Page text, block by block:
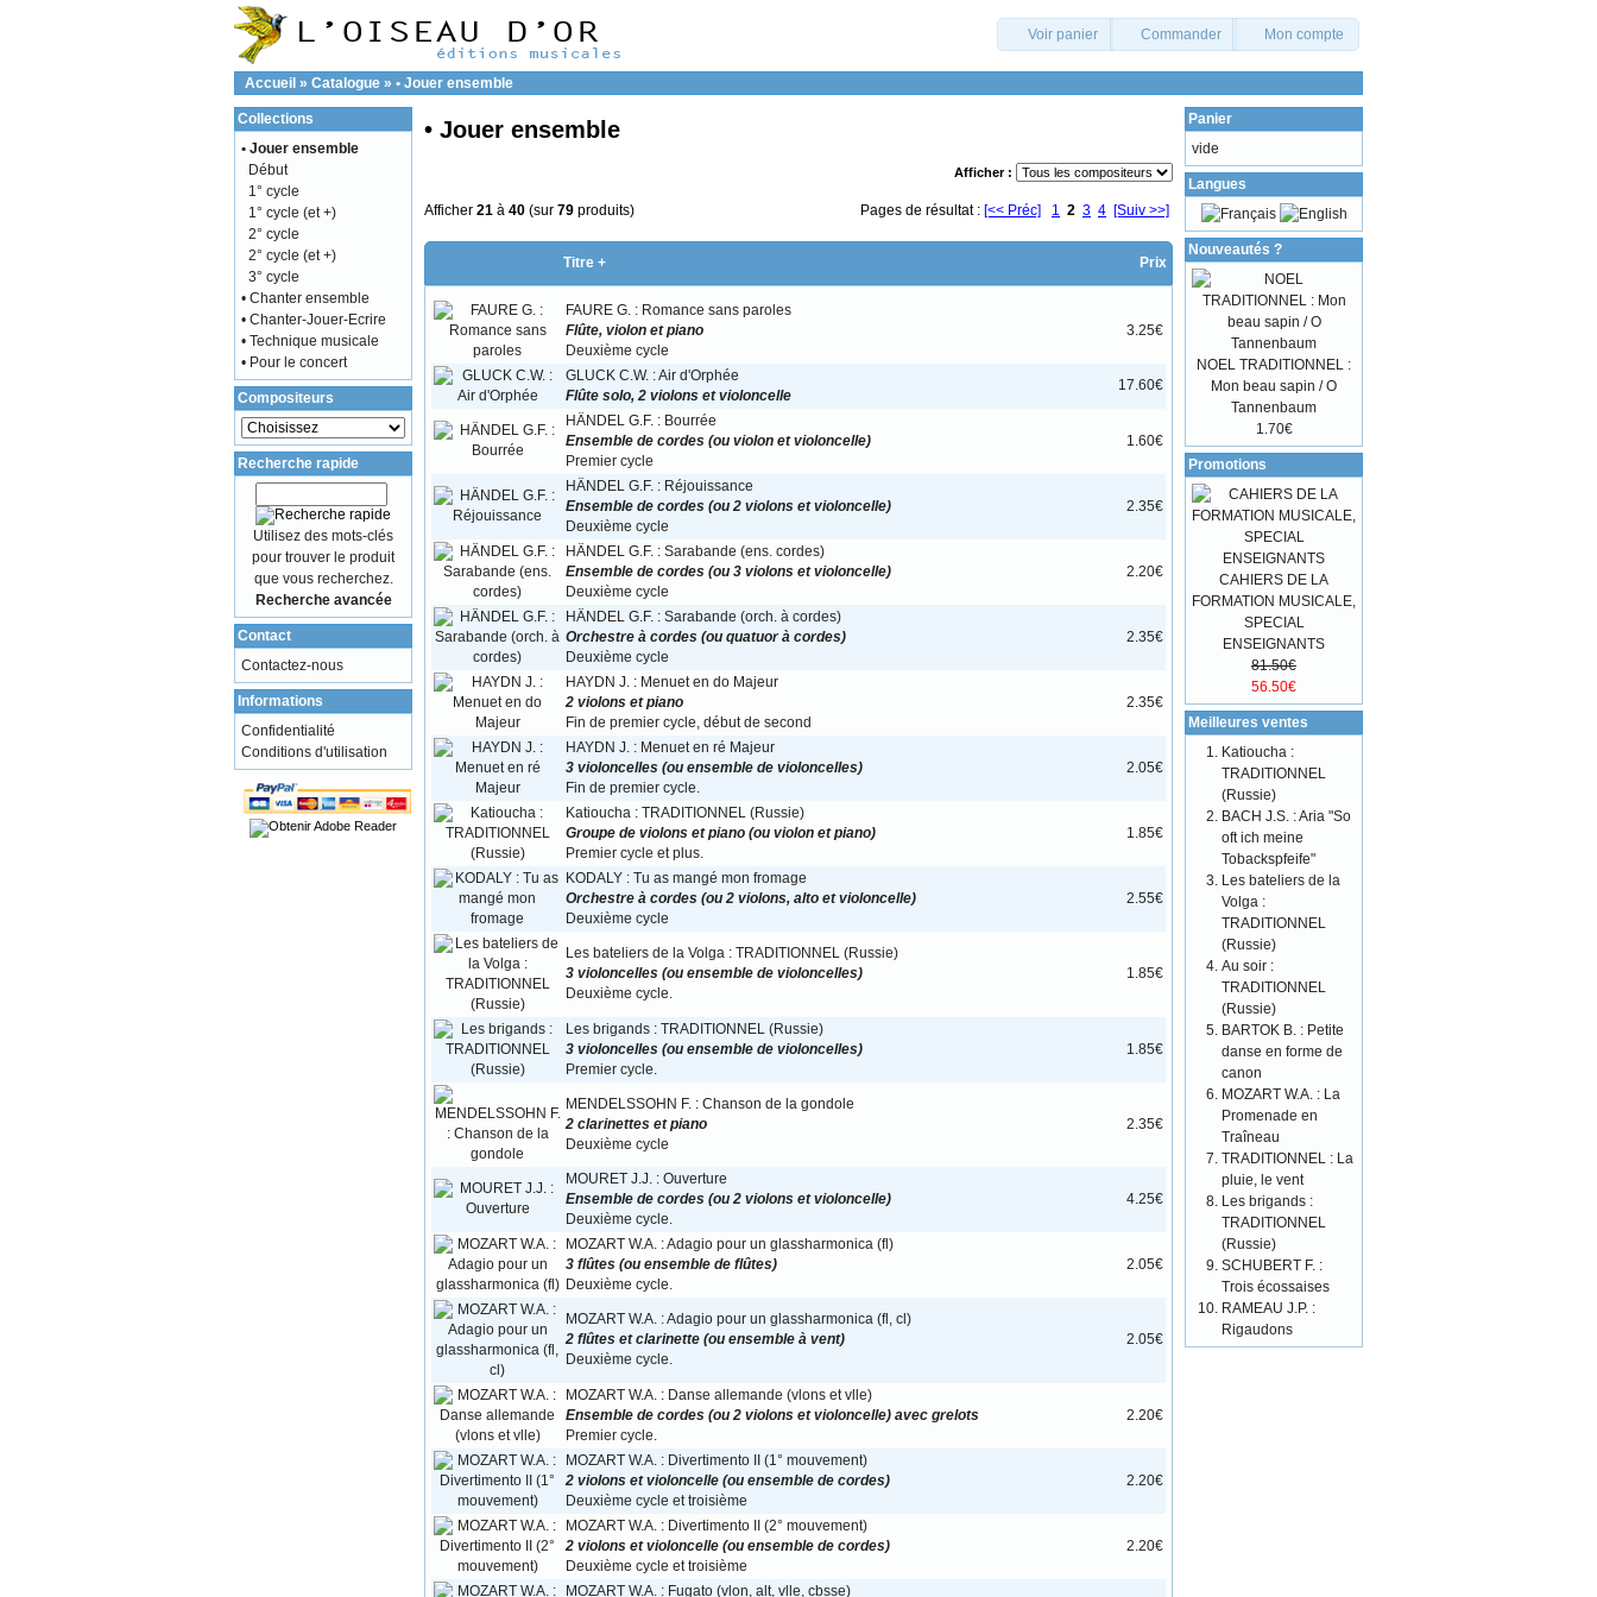
Voir panier Commander Mon compte
Accueil » Catalogue » • Jouer ensemble
• Jouer ensemble
Afficher :
Pages de résultat : [<< Préc] 1 2 3 4 [Suiv >>]
Afficher 21 à 40 (sur 79 produits)
Titre + Prix
FAURE G. : Romance sans paroles
Flûte, violon et piano
Deuxième cycle
3.25€
GLUCK C.W. : Air d'Orphée
Flûte solo, 2 violons et violoncelle
17.60€
HÄNDEL G.F. : Bourrée
Ensemble de cordes (ou violon et violoncelle)
Premier cycle
1.60€
HÄNDEL G.F. : Réjouissance
Ensemble de cordes (ou 2 violons et violoncelle)
Deuxième cycle
2.35€
HÄNDEL G.F. : Sarabande (ens. cordes)
Ensemble de cordes (ou 3 violons et violoncelle)
Deuxième cycle
2.20€
HÄNDEL G.F. : Sarabande (orch. à cordes)
Orchestre à cordes (ou quatuor à cordes)
Deuxième cycle
2.35€
HAYDN J. : Menuet en do Majeur
2 violons et piano
Fin de premier cycle, début de second
2.35€
HAYDN J. : Menuet en ré Majeur
3 violoncelles (ou ensemble de violoncelles)
Fin de premier cycle.
2.05€
Katioucha : TRADITIONNEL (Russie)
Groupe de violons et piano (ou violon et piano)
Premier cycle et plus.
1.85€
KODALY : Tu as mangé mon fromage
Orchestre à cordes (ou 2 violons, alto et violoncelle)
Deuxième cycle
2.55€
Les bateliers de la Volga : TRADITIONNEL (Russie)
3 violoncelles (ou ensemble de violoncelles)
Deuxième cycle.
1.85€
Les brigands : TRADITIONNEL (Russie)
3 violoncelles (ou ensemble de violoncelles)
Premier cycle.
1.85€
MENDELSSOHN F. : Chanson de la gondole
2 clarinettes et piano
Deuxième cycle
2.35€
MOURET J.J. : Ouverture
Ensemble de cordes (ou 2 violons et violoncelle)
Deuxième cycle.
4.25€
MOZART W.A. : Adagio pour un glassharmonica (fl)
3 flûtes (ou ensemble de flûtes)
Deuxième cycle.
2.05€
MOZART W.A. : Adagio pour un glassharmonica (fl, cl)
2 flûtes et clarinette (ou ensemble à vent)
Deuxième cycle.
2.05€
MOZART W.A. : Danse allemande (vlons et vlle)
Ensemble de cordes (ou 2 violons et violoncelle) avec grelots
Premier cycle.
2.20€
MOZART W.A. : Divertimento II (1° mouvement)
2 violons et violoncelle (ou ensemble de cordes)
Deuxième cycle et troisième
2.20€
MOZART W.A. : Divertimento II (2° mouvement)
2 violons et violoncelle (ou ensemble de cordes)
Deuxième cycle et troisième
2.20€
MOZART W.A. : Fugato (vlon, alt, vlle, cbsse)
Collections
• Jouer ensemble
Début
1° cycle
1° cycle (et +)
2° cycle
2° cycle (et +)
3° cycle
• Chanter ensemble
• Chanter-Jouer-Ecrire
• Technique musicale
• Pour le concert
Compositeurs
Recherche rapide
Utilisez des mots-clés
pour trouver le produit
que vous recherchez.
Recherche avancée
Contact
Contactez-nous
Informations
Confidentialité
Conditions d'utilisation
Panier
vide
Langues
Nouveautés ?
NOEL TRADITIONNEL :
Mon beau sapin / O
Tannenbaum
1.70€
Promotions
CAHIERS DE LA
FORMATION MUSICALE,
SPECIAL
ENSEIGNANTS
81.50€
56.50€
Meilleures ventes
Katioucha :
TRADITIONNEL
(Russie)
BACH J.S. : Aria "So
oft ich meine
Tobackspfeife"
Les bateliers de la
Volga :
TRADITIONNEL
(Russie)
Au soir :
TRADITIONNEL
(Russie)
BARTOK B. : Petite
danse en forme de
canon
MOZART W.A. : La
Promenade en
Traîneau
TRADITIONNEL : La
pluie, le vent
Les brigands :
TRADITIONNEL
(Russie)
SCHUBERT F. :
Trois écossaises
RAMEAU J.P. :
Rigaudons